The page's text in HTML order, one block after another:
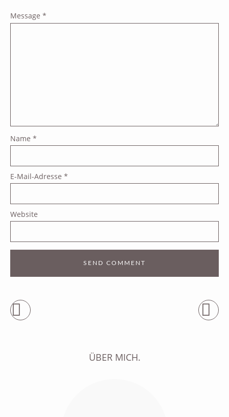
Message *
Name *
E-Mail-Adresse *
Website
ÜBER MICH.